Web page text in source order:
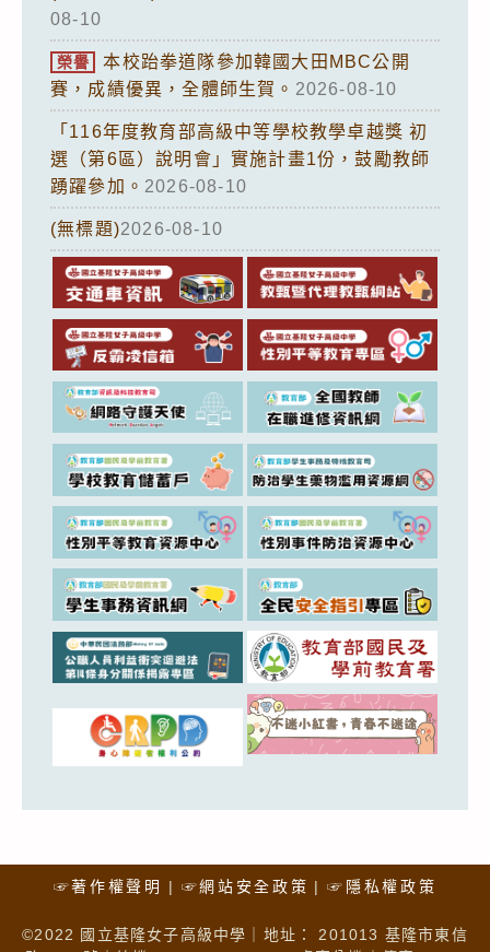
08-10
榮譽
本校跆拳道隊參加韓國大田MBC公開
賽，成績優異，全體師生賀。 2026-08-10
「116年度教育部高級中等學校教學卓越獎 初
選（第6區）說明會」實施計畫1份，鼓勵教師
踴躍參加。 2026-08-10
(無標題)2026-08-10
☞著作權聲明 ☞網站安全政策 ☞隱私權政策
©2022 國立基隆女子高級中學｜地址： 201013 基隆市東信